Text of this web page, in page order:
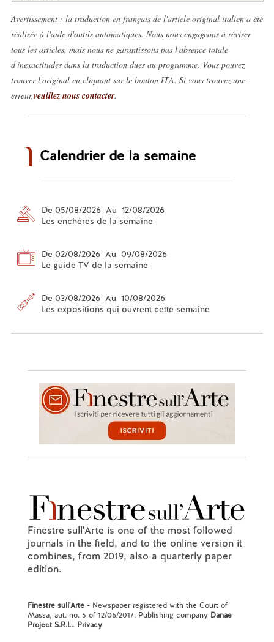
Avertissement : la traduction en français de l'article original italien a été
réalisée à l'aide d'outils automatiques. Nous nous engageons à réviser
tous les articles, mais nous ne garantissons pas l'absence totale
d'inexactitudes dans la traduction dues au programme. Vous pouvez
trouver l'original en cliquant sur le bouton ITA. Si vous trouvez une
erreur,veuillez nous contacter.
Calendrier de la semaine
De 05/08/2026 Au 12/08/2026
Les enchères de la semaine
De 02/08/2026 Au 09/08/2026
Le guide TV de la semaine
De 03/08/2026 Au 10/08/2026
Les expositions qui ouvrent cette semaine
Finestre sull'Arte is one of the most followed
journals in the field, and to the online version it
combines, from 2019, also a quarterly paper
edition.
Finestre sull'Arte- Newspaper registered with the Court of
Massa, aut. no. 5 of 12/06/2017. Publishing company Danae
Project S.R.L.. Privacy